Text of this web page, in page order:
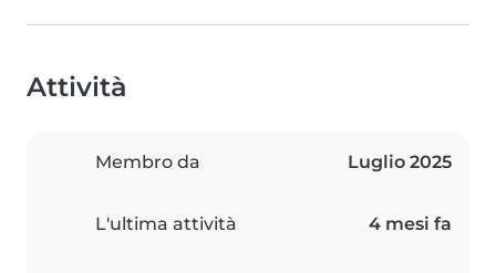
Attività
Membro da Luglio 2025
L'ultima attività 4 mesi fa